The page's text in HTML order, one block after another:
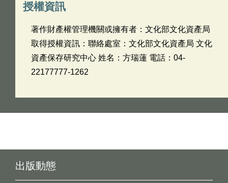
授權資訊
著作財產權管理機關或擁有者：文化部文化資產局
取得授權資訊：聯絡處室：文化部文化資產局 文化
資產保存研究中心 姓名：方瑞蓮 電話：04-
22177777-1262
出版動態